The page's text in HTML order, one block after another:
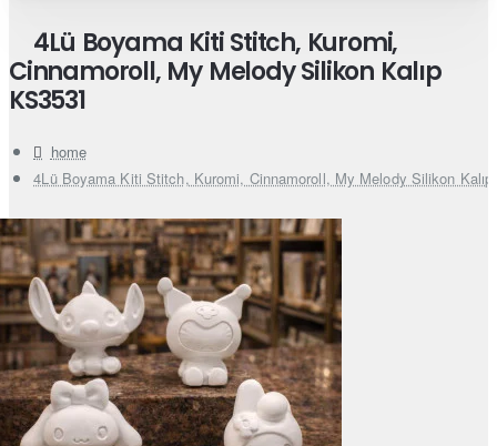
4Lü Boyama Kiti Stitch, Kuromi,
Cinnamoroll, My Melody Silikon Kalıp
KS3531
home
4Lü Boyama Kiti Stitch, Kuromi, Cinnamoroll, My Melody Silikon Kalıp